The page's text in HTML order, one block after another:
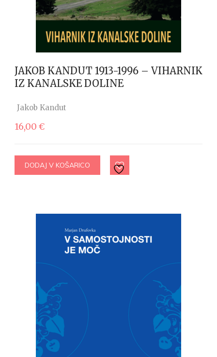
JAKOB KANDUT 1913-1996 – VIHARNIK
IZ KANALSKE DOLINE
Jakob Kandut
16,00 €
DODAJ V KOŠARICO